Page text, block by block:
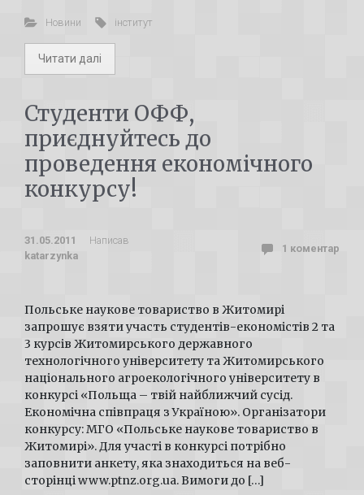
Новини інститут
Читати далі
Студенти ОФФ,
приєднуйтесь до
проведення економічного
конкурсу!
31.05.2011
Написав
katarzynka
1 коментар
Польське наукове товариство в Житомирі
запрошує взяти участь студентів-економістів 2 та
3 курсів Житомирського державного
технологічного університету та Житомирського
національного агроекологічного університету в
конкурсі «Польща – твій найближчий сусід.
Економічна співпраця з Україною». Організатори
конкурсу: МГО «Польське наукове товариство в
Житомирі». Для участі в конкурсі потрібно
заповнити анкету, яка знаходиться на веб-
сторінці www.ptnz.org.ua. Вимоги до […]